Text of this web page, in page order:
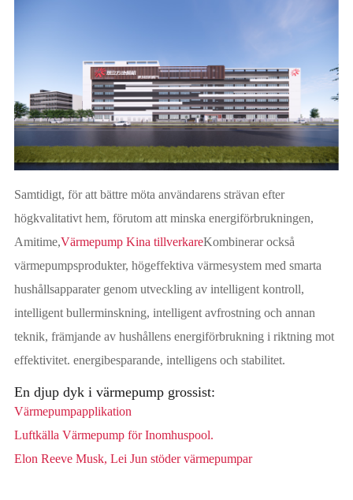
Samtidigt, för att bättre möta användarens strävan efter
högkvalitativt hem, förutom att minska energiförbrukningen,
Amitime,Värmepump Kina tillverkareKombinerar också
värmepumpsprodukter, högeffektiva värmesystem med smarta
hushållsapparater genom utveckling av intelligent kontroll,
intelligent bullerminskning, intelligent avfrostning och annan
teknik, främjande av hushållens energiförbrukning i riktning mot
effektivitet. energibesparande, intelligens och stabilitet.
En djup dyk i värmepump grossist:
Värmepumpapplikation
Luftkälla Värmepump för Inomhuspool.
Elon Reeve Musk, Lei Jun stöder värmepumpar